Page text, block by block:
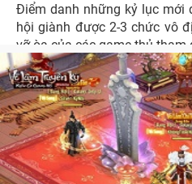
Điểm danh những kỷ lục mới
hội giành được 2-3 chức vô
vỡ òa của các game thủ tham